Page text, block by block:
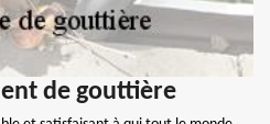
de gouttière